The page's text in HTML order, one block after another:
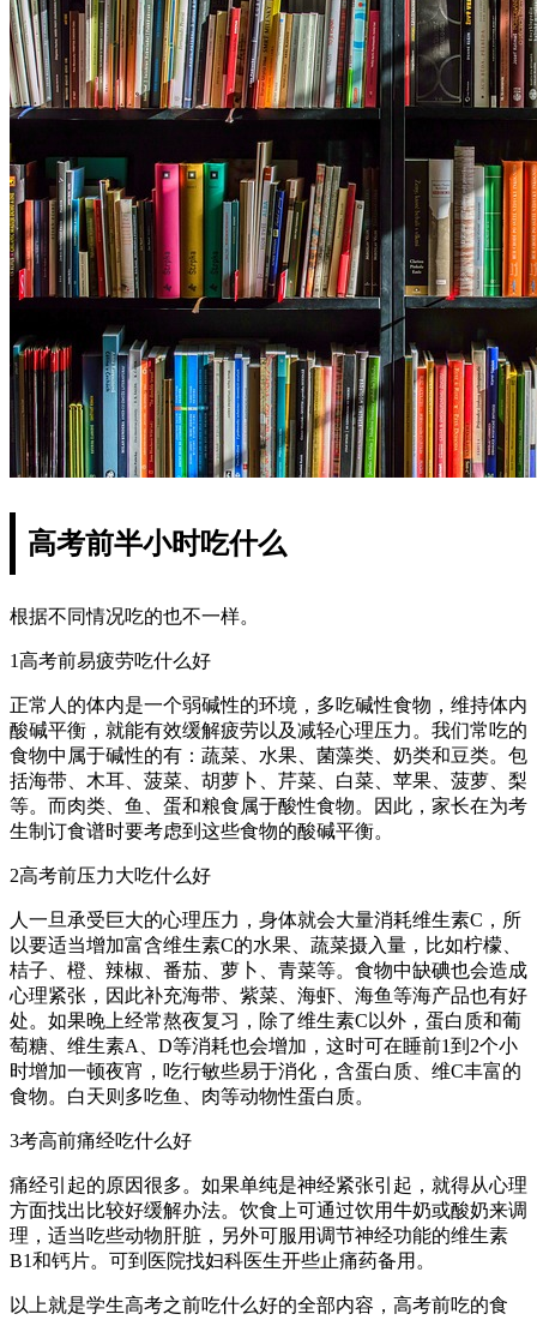
高考前半小时吃什么
根据不同情况吃的也不一样。
1高考前易疲劳吃什么好
正常人的体内是一个弱碱性的环境，多吃碱性食物，维持体内
酸碱平衡，就能有效缓解疲劳以及减轻心理压力。我们常吃的
食物中属于碱性的有：蔬菜、水果、菌藻类、奶类和豆类。包
括海带、木耳、菠菜、胡萝卜、芹菜、白菜、苹果、菠萝、梨
等。而肉类、鱼、蛋和粮食属于酸性食物。因此，家长在为考
生制订食谱时要考虑到这些食物的酸碱平衡。
2高考前压力大吃什么好
人一旦承受巨大的心理压力，身体就会大量消耗维生素C，所
以要适当增加富含维生素C的水果、蔬菜摄入量，比如柠檬、
桔子、橙、辣椒、番茄、萝卜、青菜等。食物中缺碘也会造成
心理紧张，因此补充海带、紫菜、海虾、海鱼等海产品也有好
处。如果晚上经常熬夜复习，除了维生素C以外，蛋白质和葡
萄糖、维生素A、D等消耗也会增加，这时可在睡前1到2个小
时增加一顿夜宵，吃行敏些易于消化，含蛋白质、维C丰富的
食物。白天则多吃鱼、肉等动物性蛋白质。
3考高前痛经吃什么好
痛经引起的原因很多。如果单纯是神经紧张引起，就得从心理
方面找出比较好缓解办法。饮食上可通过饮用牛奶或酸奶来调
理，适当吃些动物肝脏，另外可服用调节神经功能的维生素
B1和钙片。可到医院找妇科医生开些止痛药备用。
以上就是学生高考之前吃什么好的全部内容，高考前吃的食